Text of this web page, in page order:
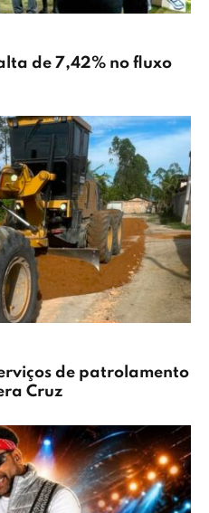
de 7,42% no fluxo
de patrolamento
Cruz